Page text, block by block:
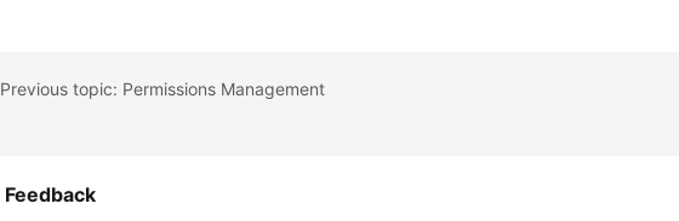
Previous topic: Permissions Management
Feedback